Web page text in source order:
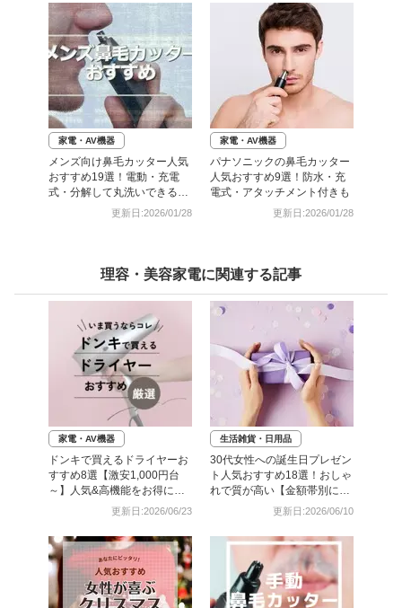
家電・AV機器
メンズ向け鼻毛カッター人気
おすすめ19選！電動・充電
式・分解して丸洗いできるも
更新日:2026/01/28
家電・AV機器
パナソニックの鼻毛カッター
人気おすすめ9選！防水・充
電式・アタッチメント付きも
更新日:2026/01/28
理容・美容家電に関連する記事
家電・AV機器
ドンキで買えるドライヤーお
すすめ8選【激安1,000円台
～】人気&高機能をお得にゲ
更新日:2026/06/23
生活雑貨・日用品
30代女性への誕生日プレゼン
ト人気おすすめ18選！おしゃ
れで質が高い【金額帯別に紹
更新日:2026/06/10